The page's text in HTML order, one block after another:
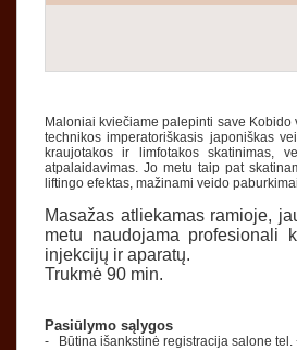
Maloniai kviečiame palepinti save
technikos imperatoriškasis japoniškas
kraujotakos ir limfotakos skatinimas,
atpalaidavimas. Jo metu taip pat
liftingo efektas, mažinami veido
Masažas atliekamas ramioje,
metu naudojama profesionali
injekcijų ir aparatų.
Trukmė 90 min.
Pasiūlymo sąlygos
- Būtina išankstinė registracija salone tel.